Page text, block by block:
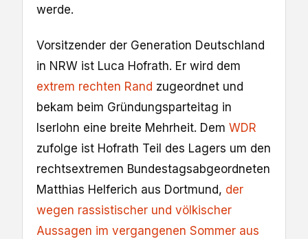
werde.
Vorsitzender der Generation Deutschland
in NRW ist Luca Hofrath. Er wird dem
extrem rechten Rand zugeordnet und
bekam beim Gründungsparteitag in
Iserlohn eine breite Mehrheit. Dem WDR
zufolge ist Hofrath Teil des Lagers um den
rechtsextremen Bundestagsabgeordneten
Matthias Helferich aus Dortmund, der
wegen rassistischer und völkischer
Aussagen im vergangenen Sommer aus